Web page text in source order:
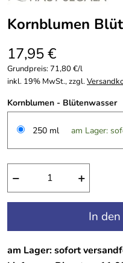
Kornblumen
17,95 €
Grundpreis:71,80 €/l
inkl. 19% MwSt., zzgl.
Kornblumen - Blütenwasser
250 ml am Lager:
− +
In
am Lager: sofort